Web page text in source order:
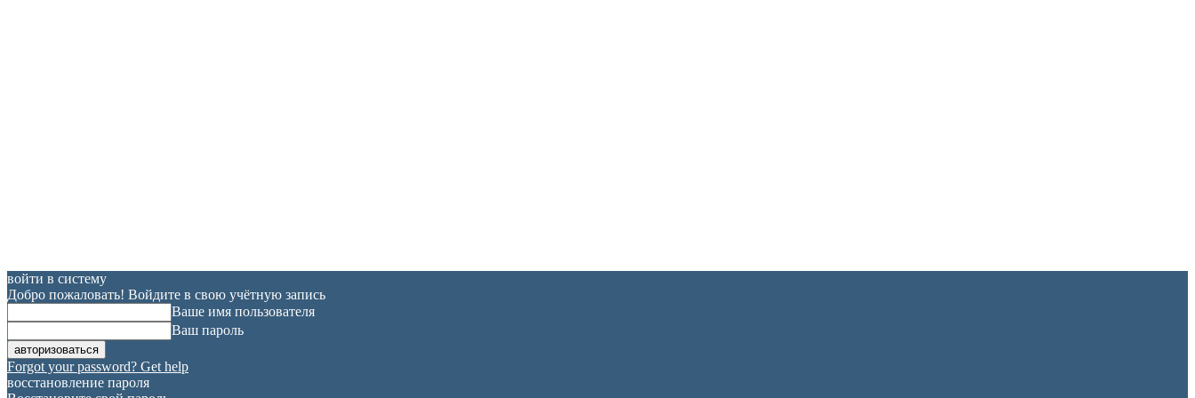
войти в систему
Добро пожаловать! Войдите в свою учётную запись
Ваше имя пользователя
Ваш пароль
Forgot your password? Get help
восстановление пароля